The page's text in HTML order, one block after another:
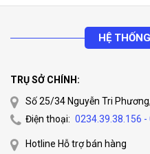
HỆ
TRỤ SỞ CHÍNH:
Số 25/34 Nguyễn Tri
Điện thoại: 0234.39.38.156 -
Hotline Hỗ trợ bán hàng